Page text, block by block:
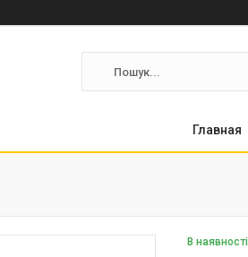
Главная
В наявності